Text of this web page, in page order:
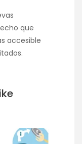
que
accesible